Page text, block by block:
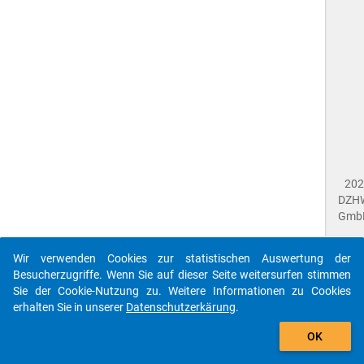
Wir verwenden Cookies zur statistischen Auswertung der
Besucherzugriffe. Wenn Sie auf dieser Seite weitersurfen stimmen
Sie der Cookie-Nutzung zu. Weitere Informationen zu Cookies
erhalten Sie in unserer Datenschutzerkärung.
OK